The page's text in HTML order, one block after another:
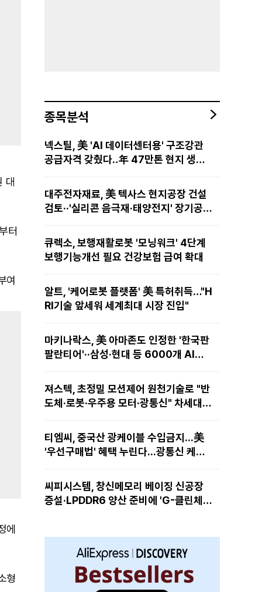
대
터
여
에
형
종목분석
넥스틸, 美 'AI 데이터센터용' 구조강관
공급자격 갖췄다‥年 47만톤 현지 생산
대주전자재료, 美 텍사스 현지공장 건설
검토··'실리콘 음극재·태양전지' 장기공급
큐렉소, 보행재활로봇 '모닝워크' 4단계
보행기능개선 필요 건강보험 급여 확대
알트, '케어로봇 플랫폼' 美 특허취득…"H
RI기술 앞세워 세계최대 시장 진입"
마키나락스, 美 아마존도 인정한 '한국판
팔란티어'··삼성·현대 등 6000개 AI모
져스텍, 초정밀 모션제어 원천기술로 "반
도체·로봇·우주용 모터·광통신" 차세대
티엠씨, 중국산 광케이블 수입금지...美
'우선구매법' 혜택 누린다...광통신 케이
씨피시스템, 창신메모리 베이징 신공장
증설·LPDDR6 양산 준비에 'G-클린체